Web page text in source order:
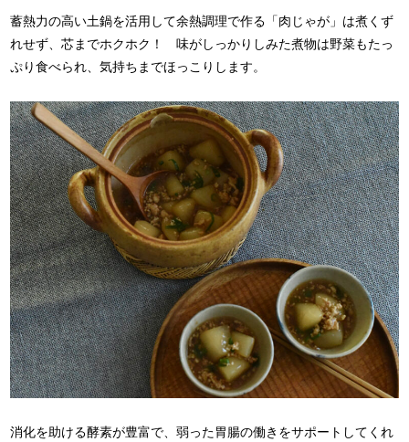
蓄熱力の高い土鍋を活用して余熱調理で作る「肉じゃが」は煮くず
れせず、芯までホクホク！ 味がしっかりしみた煮物は野菜もたっ
ぷり食べられ、気持ちまでほっこりします。
消化を助ける酵素が豊富で、弱った胃腸の働きをサポートしてくれ